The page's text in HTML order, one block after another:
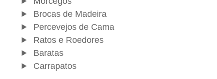
Brocas de Madeira
Percevejos de Cama
Ratos e Roedores
Baratas
Carrapatos